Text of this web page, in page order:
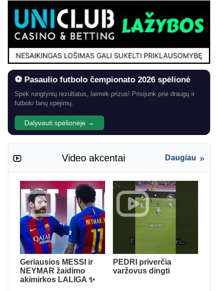
⚽ Pasaulio futbolo čempionato 2026 spėlionė
Spėk rungtynių rezultatus, laimėk prizus! Prisijunk prie draugų ir
futbolo fanų spėjimų.
Dalyvauti spėlionėje →
Video akcentai Daugiau
Geriausios MESSI ir
NEYMAR žaidimo
akimirkos LALIGA ✨
PEDRI priverčia
varžovus dingti